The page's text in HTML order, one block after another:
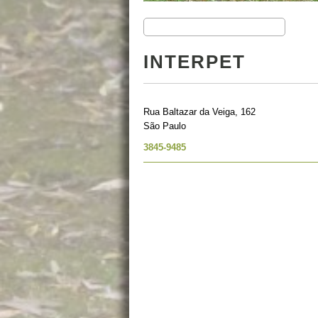
INTERPET
Rua Baltazar da Veiga, 162
São Paulo
3845-9485